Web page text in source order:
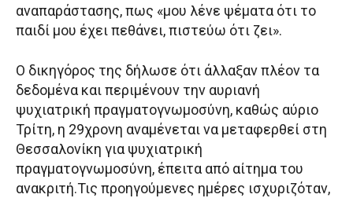
αναπαράστασης, πως «μου λένε ψέματα ότι το
παιδί μου έχει πεθάνει, πιστεύω ότι ζει».
Ο δικηγόρος της δήλωσε ότι άλλαξαν πλέον τα
δεδομένα και περιμένουν την αυριανή
ψυχιατρική πραγματογνωμοσύνη, καθώς αύριο
Τρίτη, η 29χρονη αναμένεται να μεταφερθεί στη
Θεσσαλονίκη για ψυχιατρική
πραγματογνωμοσύνη, έπειτα από αίτημα του
ανακριτή.Τις προηγούμενες ημέρες ισχυριζόταν,